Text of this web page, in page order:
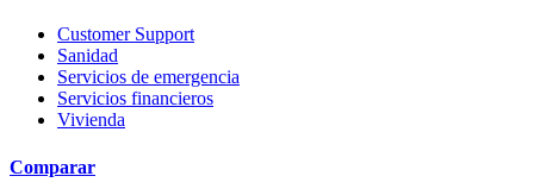
Customer Support
Sanidad
Servicios de emergencia
Servicios financieros
Vivienda
Comparar